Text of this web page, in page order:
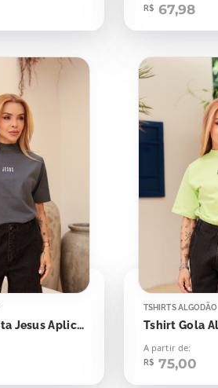
R$ 67,98
Tshirt Gola Alta Jesus Aplicação
TSHIRTS ALGODÃO
A partir de:
R$ 75,00